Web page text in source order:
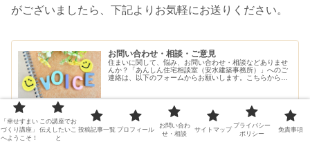
がございましたら、下記よりお気軽にお送りください。
お問い合わせ・相談・ご意見
住まいに関して、悩み、お問い合わせ・相談などありませ
んか？「あんしん住宅相談室（安水建築事務所）」へのご
連絡は、以下のフォームからお願いします。こちらから、
arch-assist.net
「幸せすまい
づくり講座」
へようこそ！
この講座でお
伝えしたいこ
と
投稿記事一覧 プロフィール
お問い合わ
せ・相談
サイトマップ
プライバシー
ポリシー
免責事項